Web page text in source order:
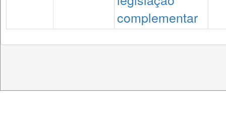
complementar